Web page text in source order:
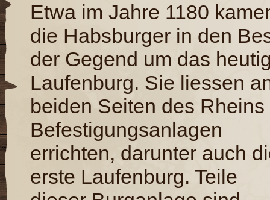
Etwa im Jahre 1180
die Habsburger in den
der Gegend um das
Laufenburg. Sie liessen
beiden Seiten des Rheins
Befestigungsanlagen
errichten, darunter auch
erste Laufenburg. Teile